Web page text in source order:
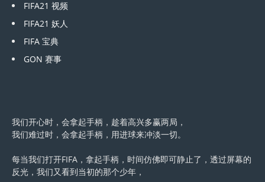
FIFA21 视频
FIFA21 妖人
FIFA 宝典
GON 赛事
我们开心时，会拿起手柄，趁着高兴多赢两局，
我们难过时，会拿起手柄，用进球来冲淡一切。
每当我们打开FIFA，拿起手柄，时间仿佛即可静止了，透过屏幕的
反光，我们又看到当初的那个少年，